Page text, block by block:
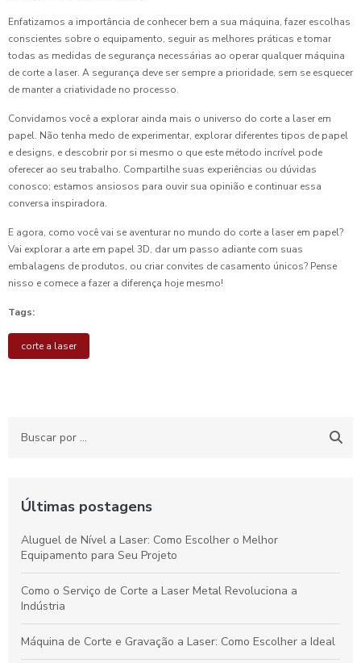
Enfatizamos a importância de conhecer bem a sua máquina, fazer escolhas
conscientes sobre o equipamento, seguir as melhores práticas e tomar
todas as medidas de segurança necessárias ao operar qualquer máquina
de corte a laser. A segurança deve ser sempre a prioridade, sem se esquecer
de manter a criatividade no processo.
Convidamos você a explorar ainda mais o universo do corte a laser em
papel. Não tenha medo de experimentar, explorar diferentes tipos de papel
e designs, e descobrir por si mesmo o que este método incrível pode
oferecer ao seu trabalho. Compartilhe suas experiências ou dúvidas
conosco; estamos ansiosos para ouvir sua opinião e continuar essa
conversa inspiradora.
E agora, como você vai se aventurar no mundo do corte a laser em papel?
Vai explorar a arte em papel 3D, dar um passo adiante com suas
embalagens de produtos, ou criar convites de casamento únicos? Pense
nisso e comece a fazer a diferença hoje mesmo!
Tags:
corte a laser
Últimas postagens
Aluguel de Nível a Laser: Como Escolher o Melhor
Equipamento para Seu Projeto
Como o Serviço de Corte a Laser Metal Revoluciona a
Indústria
Máquina de Corte e Gravação a Laser: Como Escolher a Ideal